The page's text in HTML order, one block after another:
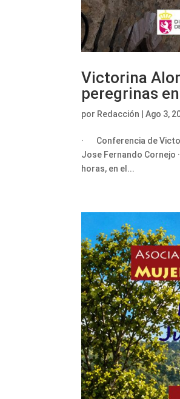
Victorina
peregrinas
por Redacción |Ago 3,
· Conferencia de
Jose Fernando
horas, en el...